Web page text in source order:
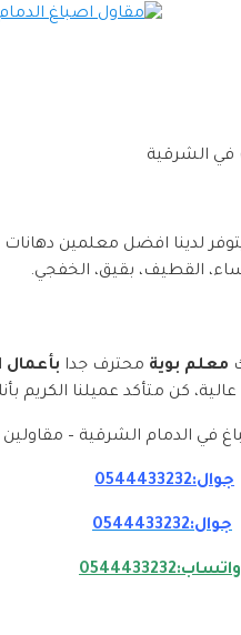
في الشرقية
افضل معلمين دهانات
القطيف، بقيق، الخفجي.
معلم بوية محترف جدا بأعمال
كن متأكد عميلنا الكريم
في الدمام الشرقية –
جوال:0544433232
جوال:0544433232
واتساب:0544433232